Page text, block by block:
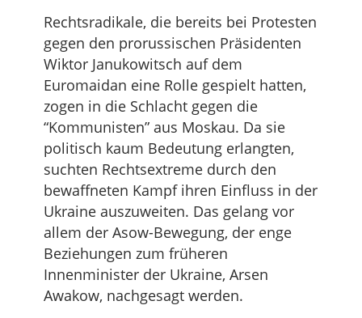
Rechtsradikale, die bereits bei Protesten
gegen den prorussischen Präsidenten
Wiktor Janukowitsch auf dem
Euromaidan eine Rolle gespielt hatten,
zogen in die Schlacht gegen die
“Kommunisten” aus Moskau. Da sie
politisch kaum Bedeutung erlangten,
suchten Rechtsextreme durch den
bewaffneten Kampf ihren Einfluss in der
Ukraine auszuweiten. Das gelang vor
allem der Asow-Bewegung, der enge
Beziehungen zum früheren
Innenminister der Ukraine, Arsen
Awakow, nachgesagt werden.